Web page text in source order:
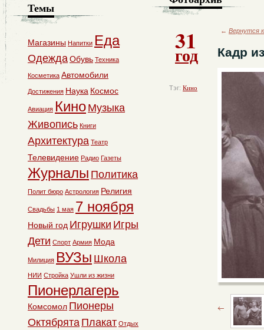
31
год
Тэг: Кино
← Вернутся
Кадр
Темы
Магазины Напитки Еда
ОдеждаОбувь Техника
Косметика Автомобили
Достижения Наука Космос
Авиация Кино Музыка
Живопись Книги
Архитектура Театр
Телевидение Радио Газеты
Журналы Политика
Полит бюро Астрология Религия
Свадьбы 1 мая 7 ноября
Новый год Игрушки Игры
Дети Спорт Армия Мода
Милиция ВУЗы Школа
НИИ Стройка Ушли из жизни
Пионерлагерь
Комсомол Пионеры
Октябрята Плакат Отдых